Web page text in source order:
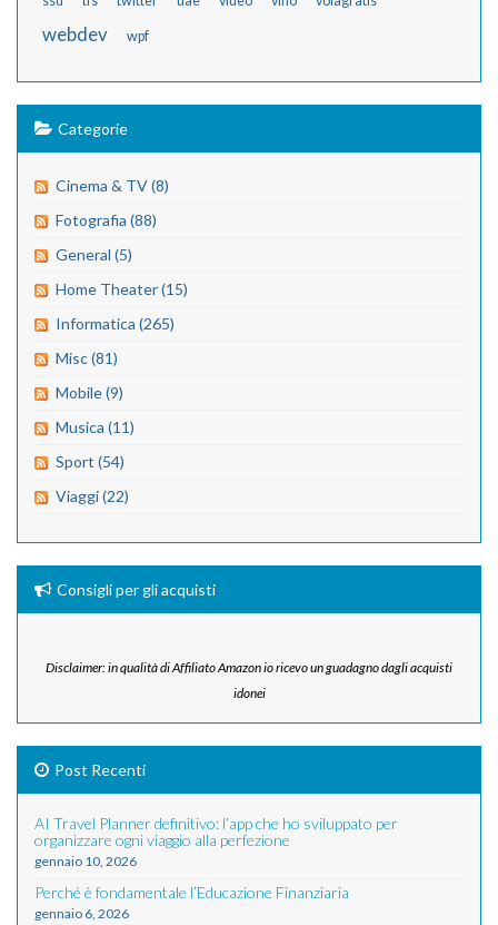
webdev wpf
Categorie
Cinema & TV (8)
Fotografia (88)
General (5)
Home Theater (15)
Informatica (265)
Misc (81)
Mobile (9)
Musica (11)
Sport (54)
Viaggi (22)
Consigli per gli acquisti
Disclaimer: in qualità di Affiliato Amazon io ricevo un guadagno dagli acquisti
idonei
Post Recenti
AI Travel Planner definitivo: l’app che ho sviluppato per
organizzare ogni viaggio alla perfezione
gennaio 10, 2026
Perché è fondamentale l’Educazione Finanziaria
gennaio 6, 2026